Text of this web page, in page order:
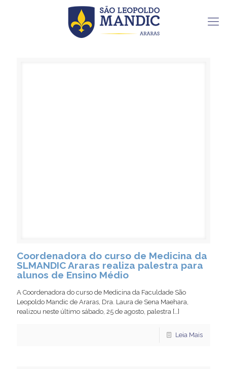
Coordenadora do curso de Medicina da
SLMANDIC Araras realiza palestra para
alunos de Ensino Médio
A Coordenadora do curso de Medicina da Faculdade São
Leopoldo Mandic de Araras, Dra. Laura de Sena Maehara,
realizou neste último sábado, 25 de agosto, palestra […]
Leia Mais